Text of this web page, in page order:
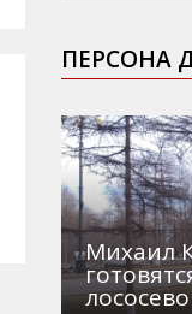
ПЕРСОНА
Михаил